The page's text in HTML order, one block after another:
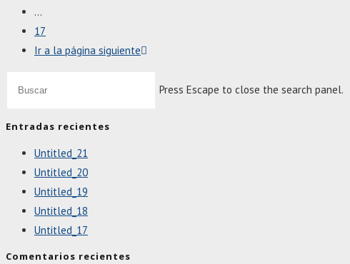
…
17
Ir a la página siguiente
Press Escape to close the search panel.
Entradas recientes
Untitled_21
Untitled_20
Untitled_19
Untitled_18
Untitled_17
Comentarios recientes